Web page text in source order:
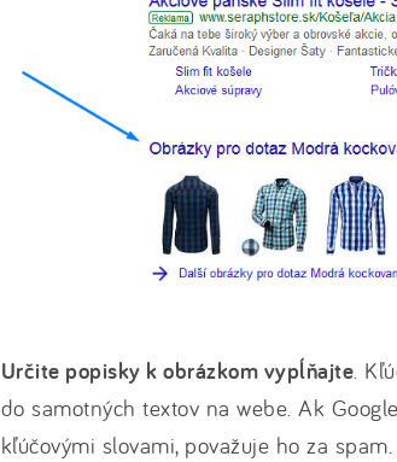
Určite popisky k obrázkom vypĺňajte.
do samotných textov na webe. Ak
kľúčovými slovami, považuje ho za